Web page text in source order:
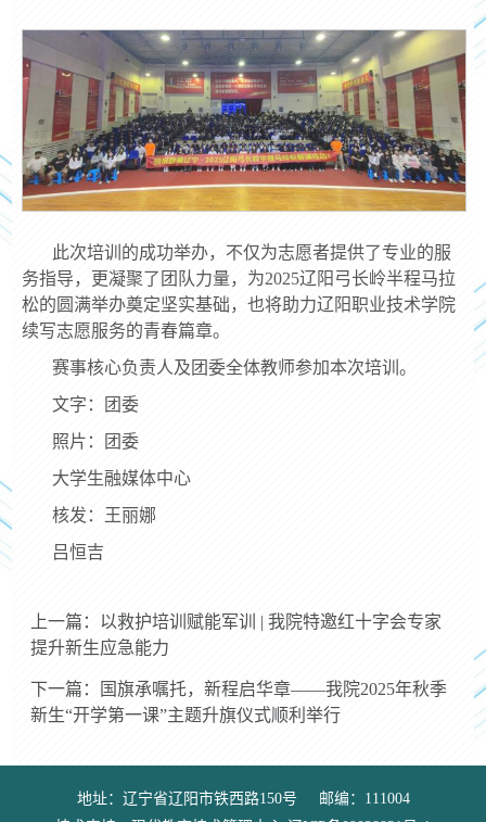
此次培训的成功举办，不仅为志愿者提供了专业的服
务指导，更凝聚了团队力量，为2025辽阳弓长岭半程马拉
松的圆满举办奠定坚实基础，也将助力辽阳职业技术学院
续写志愿服务的青春篇章。
赛事核心负责人及团委全体教师参加本次培训。
文字：团委
照片：团委
大学生融媒体中心
核发：王丽娜
吕恒吉
上一篇：以救护培训赋能军训 | 我院特邀红十字会专家
提升新生应急能力
下一篇：国旗承嘱托，新程启华章——我院2025年秋季
新生“开学第一课”主题升旗仪式顺利举行
地址：辽宁省辽阳市铁西路150号 邮编：111004